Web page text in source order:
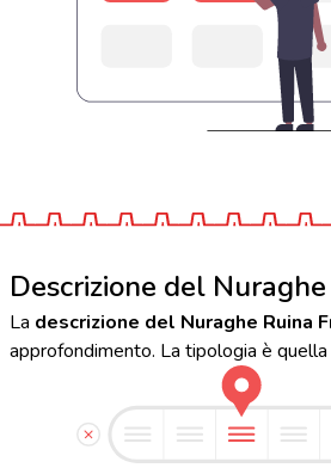
Descrizione del
La descrizione del Nuraghe Ruina
approfondimento. La tipologia è quella